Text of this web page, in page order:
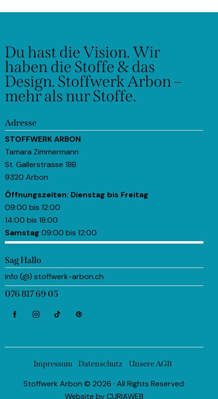
Du hast die Vision.Wir
haben die Stoffe & das
Design. Stoffwerk Arbon –
mehr als nur Stoffe.
Adresse
STOFFWERK ARBON
Tamara Zimmermann
St. Gallerstrasse 18B
9320 Arbon
Öffnungszeiten: Dienstag bis Freitag
09:00 bis 12:00
14:00 bis 18:00
Samstag 09:00 bis 12:00
Sag Hallo
info (@) stoffwerk-arbon.ch
076 817 69 05
Impressum Datenschutz Unsere AGB
Stoffwerk Arbon © 2026 · All Rights Reserved·
Website byCURIAWEB